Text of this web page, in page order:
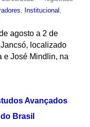
Institucional
agosto a 2 de
localizado
e José Mindlin, na
Avançados
Brasil